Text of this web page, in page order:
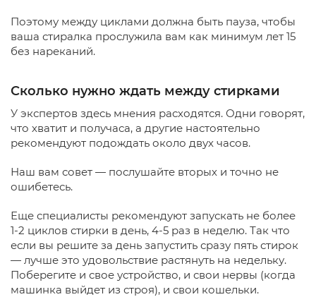
Поэтому между циклами должна быть пауза, чтобы
ваша стиралка прослужила вам как минимум лет 15
без нареканий.
Сколько нужно ждать между стирками
У экспертов здесь мнения расходятся. Одни говорят,
что хватит и получаса, а другие настоятельно
рекомендуют подождать около двух часов.
Наш вам совет — послушайте вторых и точно не
ошибетесь.
Еще специалисты рекомендуют запускать не более
1-2 циклов стирки в день, 4-5 раз в неделю. Так что
если вы решите за день запустить сразу пять стирок
— лучше это удовольствие растянуть на недельку.
Поберегите и свое устройство, и свои нервы (когда
машинка выйдет из строя), и свои кошельки.